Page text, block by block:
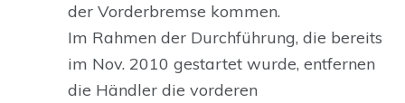
der Vorderbremse kommen.
Im Rahmen der Durchführung, die bereits
im Nov. 2010 gestartet wurde, entfernen
die Händler die vorderen